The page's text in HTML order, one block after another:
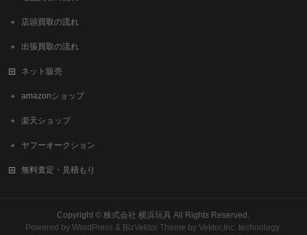
店頭買取の流れ
出張買取の流れ
ネット販売
amazonショップ
楽天ショップ
ヤフーオークション
無料査定・見積もり
Copyright ©株式会社 横浜玩具 All Rights Reserved.
Powered byWordPress & BizVektor Theme byVektor,Inc. technology.